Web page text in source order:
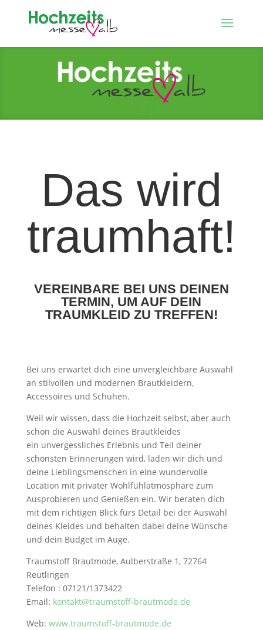
Das wird
traumhaft!
VEREINBARE BEI UNS DEINEN
TERMIN, UM AUF DEIN
TRAUMKLEID ZU TREFFEN!
Bei uns erwartet dich eine unvergleichbare Auswahl
an stilvollen und modernen Brautkleidern,
Accessoires und Schuhen.
Weil wir wissen, dass die Hochzeit selbst, aber auch
schon die Auswahl deines Brautkleides
ein unvergessliches Erlebnis und Teil deiner
schönsten Erinnerungen wird, laden wir dich und
deine Lieblingsmenschen in eine wundervolle
Location mit privater Wohlfühlatmosphäre zum
Ausprobieren und Genießen ein. Wir beraten dich
mit dem richtigen Blick fürs Detail bei der Auswahl
deines Kleides und behalten dabei deine Wünsche
und dein Budget im Auge.
Traumstoff Brautmode, Aulberstraße 1, 72764
Reutlingen
Telefon : 07121/1373422
Email: kontakt@traumstoff-brautmode.de
Web: www.traumstoff-brautmode.de